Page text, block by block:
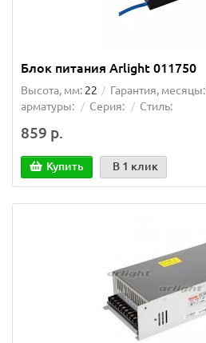
Блок питания Arlight 011750
Высота, мм: 22 Гарантия, месяцы:
арматуры:
Серия: Стиль:
859 р.
Купить В 1 клик